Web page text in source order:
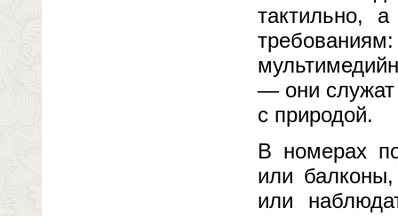
тактильно,
— они служат
с природой.
В номерах
или
или